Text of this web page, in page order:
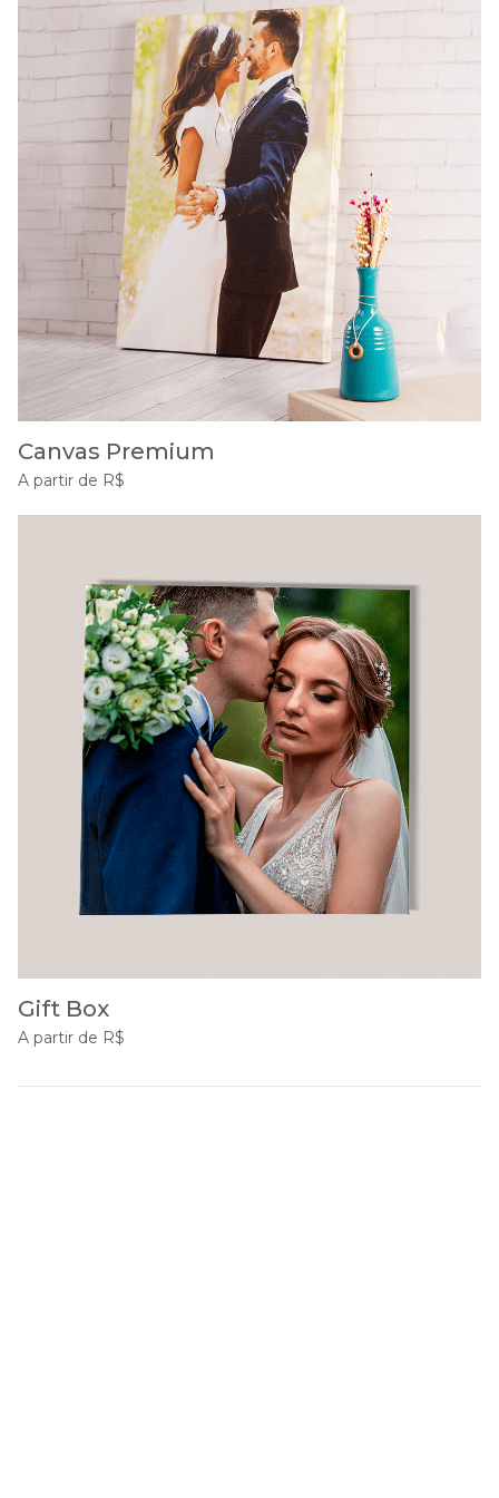
Canvas Premium
A partir de R$
Gift Box
A partir de R$